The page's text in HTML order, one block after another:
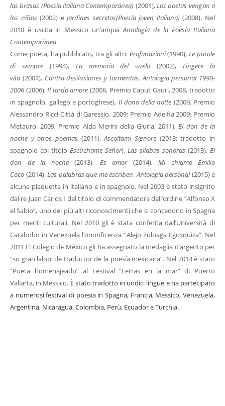
las brasas (Poesía italiana Contemporánea) (2001),Los poetas vengan a
los niños(2002) eJardines secretos(Poesía joven italiana) (2008). Nel
2010 è uscita in Messico un’ampiaAntología de la Poesía Italiana
Contemporánea.
Come poeta, ha pubblicato, tra gli altri: Profanazioni(1990),Le parole
di sempre (1994), La memoria del vuelo(2002),Fingere la
vita (2004), Contra desilusiones y tormentas. Antologíapersonal 1990-
2006 (2006),Il tardo amore(2008, Premio Caput Gauri, 2008, tradotto
in spagnolo, gallego e portoghese), Il dono della notte (2009, Premio
Alessandro Ricci-Città di Garessio, 2009; Premio Adelfia 2009; Premio
Metauro, 2009, Premio Alda Merini della Giuria, 2011),El don de la
noche y otros poemas (2011),Ascoltami Signore (2013; tradotto in
spagnolo col titolo Escúchame Señor), Las sílabas sonoras (2013), El
don de la noche(2013), Es amor(2014), Mi chiamo Emilio
Coco (2014),Las palabras que me escriben.Antología personal(2015) e
alcune plaquette in italiano e in spagnolo. Nel 2003 è stato insignito
dal re Juan Carlos I del titolo di commendatore dell’ordine “Alfonso X
el Sabio”, uno dei più alti riconoscimenti che si concedono in Spagna
per meriti culturali. Nel 2010 gli è stata conferita dall’Università di
Carabobo in Venezuela l’onorificenza “Alejo Zuloaga Egusquiza”. Nel
2011 El Colegio de México gli ha assegnato la medaglia d’argento per
“su gran labor de traductor de la poesía mexicana”. Nel 2014 è stato
“Poeta homenajeado” al Festival “Letras en la mar” di Puerto
Vallarta, in Messico. È stato tradotto in undici lingue e ha partecipato
a numerosi festival di poesia in Spagna, Francia, Messico, Venezuela,
Argentina, Nicaragua, Colombia, Perù, Ecuador e Turchia.